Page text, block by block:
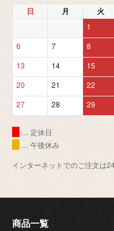
日 月 火
1
6
7 8
13
14 15
20
21 22
27
28 29
… 定休日
… 午後休み
インターネットでのご注文は
商品一覧